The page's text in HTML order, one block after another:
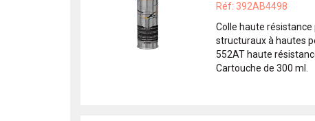
Réf: 392AB4498
Colle haute
structuraux à hautes
552AT haute
Cartouche de 300 ml.